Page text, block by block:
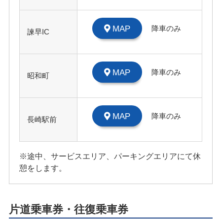
諫早IC MAP 降車のみ
昭和町 MAP 降車のみ
長崎駅前 MAP 降車のみ
※途中、サービスエリア、パーキングエリアにて休
憩をします。
片道乗車券・往復乗車券